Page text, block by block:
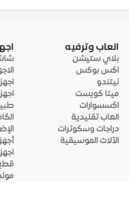
العاب وترفيه
بلاي ستيشن
اكس بوكس
نيتندو
ميتا كويست
اكسسوارات
العاب تقليدية
دراجات وسكوترات
الآلات الموسيقية
قطع